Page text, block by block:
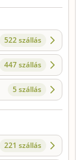
522 szállás
447 szállás
5 szállás
221 szállás